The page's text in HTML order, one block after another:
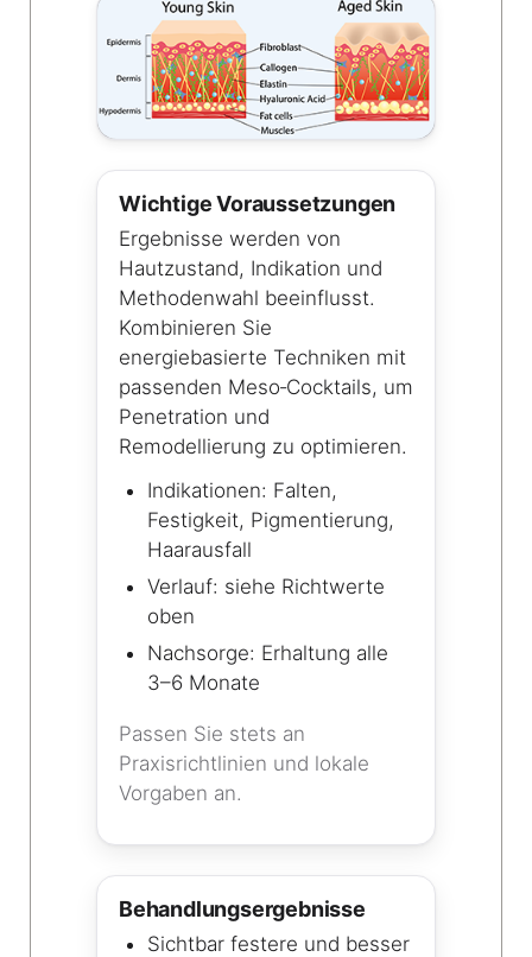
Wichtige Voraussetzungen
Ergebnisse werden von
Hautzustand, Indikation und
Methodenwahl beeinflusst.
Kombinieren Sie
energiebasierte Techniken mit
passenden Meso‑Cocktails, um
Penetration und
Remodellierung zu optimieren.
Indikationen: Falten,
Festigkeit, Pigmentierung,
Haarausfall
Verlauf: siehe Richtwerte
oben
Nachsorge: Erhaltung alle
3–6 Monate
Passen Sie stets an
Praxisrichtlinien und lokale
Vorgaben an.
Behandlungsergebnisse
Sichtbar festere und besser